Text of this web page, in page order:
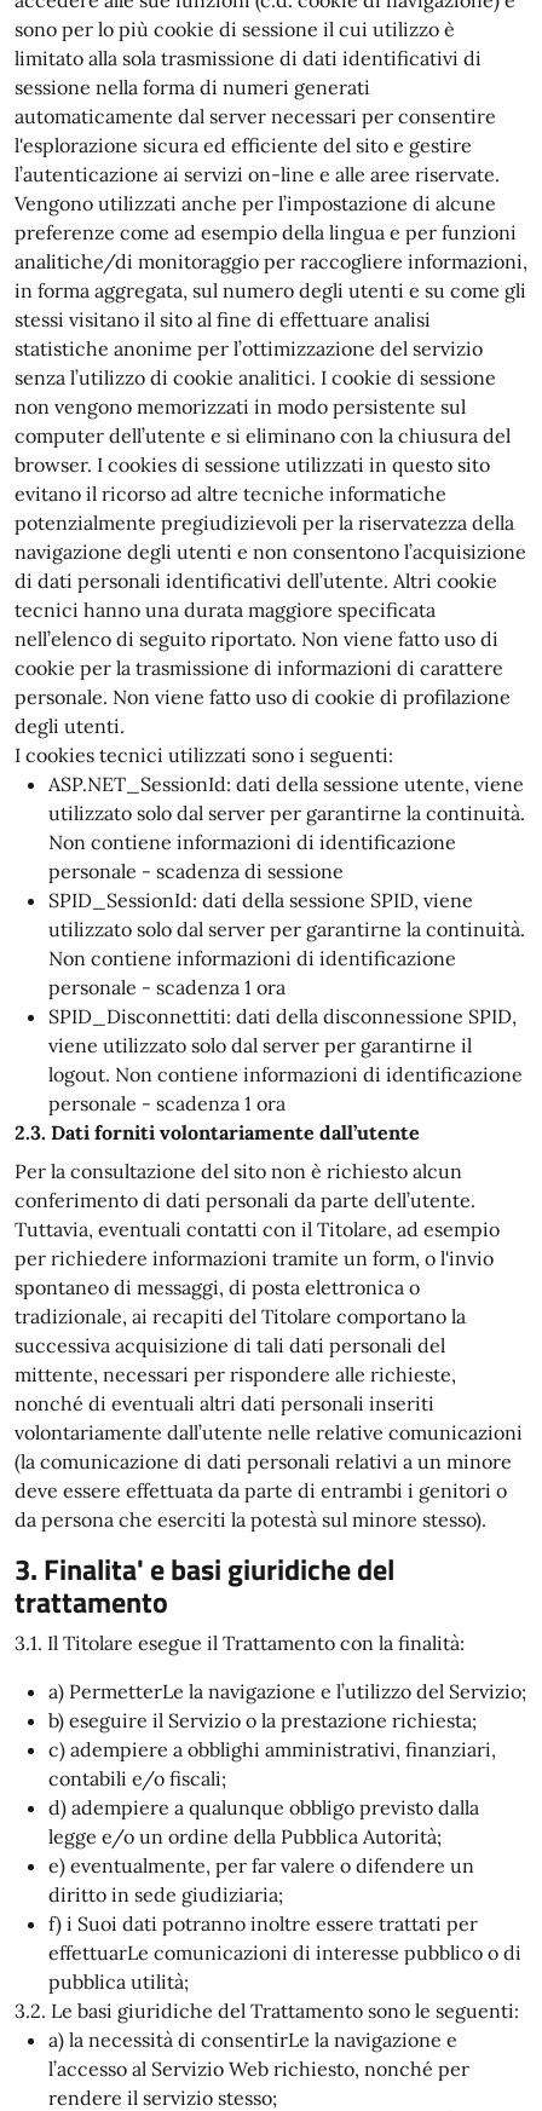
sono per lo più cookie di sessione il cui utilizzo è
limitato alla sola trasmissione di dati identificativi di
sessione nella forma di numeri generati
automaticamente dal server necessari per consentire
l'esplorazione sicura ed efficiente del sito e gestire
l’autenticazione ai servizi on-line e alle aree riservate.
Vengono utilizzati anche per l’impostazione di alcune
preferenze come ad esempio della lingua e per funzioni
analitiche/di monitoraggio per raccogliere informazioni,
in forma aggregata, sul numero degli utenti e su come gli
stessi visitano il sito al fine di effettuare analisi
statistiche anonime per l’ottimizzazione del servizio
senza l’utilizzo di cookie analitici. I cookie di sessione
non vengono memorizzati in modo persistente sul
computer dell’utente e si eliminano con la chiusura del
browser. I cookies di sessione utilizzati in questo sito
evitano il ricorso ad altre tecniche informatiche
potenzialmente pregiudizievoli per la riservatezza della
navigazione degli utenti e non consentono l’acquisizione
di dati personali identificativi dell’utente. Altri cookie
tecnici hanno una durata maggiore specificata
nell’elenco di seguito riportato. Non viene fatto uso di
cookie per la trasmissione di informazioni di carattere
personale. Non viene fatto uso di cookie di profilazione
degli utenti.
I cookies tecnici utilizzati sono i seguenti:
ASP.NET_SessionId: dati della sessione utente, viene
utilizzato solo dal server per garantirne la continuità.
Non contiene informazioni di identificazione
personale - scadenza di sessione
SPID_SessionId: dati della sessione SPID, viene
utilizzato solo dal server per garantirne la continuità.
Non contiene informazioni di identificazione
personale - scadenza 1 ora
SPID_Disconnettiti: dati della disconnessione SPID,
viene utilizzato solo dal server per garantirne il
logout. Non contiene informazioni di identificazione
personale - scadenza 1 ora
2.3. Dati forniti volontariamente dall’utente
Per la consultazione del sito non è richiesto alcun
conferimento di dati personali da parte dell’utente.
Tuttavia, eventuali contatti con il Titolare, ad esempio
per richiedere informazioni tramite un form, o l'invio
spontaneo di messaggi, di posta elettronica o
tradizionale, ai recapiti del Titolare comportano la
successiva acquisizione di tali dati personali del
mittente, necessari per rispondere alle richieste,
nonché di eventuali altri dati personali inseriti
volontariamente dall’utente nelle relative comunicazioni
(la comunicazione di dati personali relativi a un minore
deve essere effettuata da parte di entrambi i genitori o
da persona che eserciti la potestà sul minore stesso).
3. Finalita' e basi giuridiche del
trattamento
3.1. Il Titolare esegue il Trattamento con la finalità:
a) PermetterLe la navigazione e l’utilizzo del Servizio;
b) eseguire il Servizio o la prestazione richiesta;
c) adempiere a obblighi amministrativi, finanziari,
contabili e/o fiscali;
d) adempiere a qualunque obbligo previsto dalla
legge e/o un ordine della Pubblica Autorità;
e) eventualmente, per far valere o difendere un
diritto in sede giudiziaria;
f) i Suoi dati potranno inoltre essere trattati per
effettuarLe comunicazioni di interesse pubblico o di
pubblica utilità;
3.2. Le basi giuridiche del Trattamento sono le seguenti:
a) la necessità di consentirLe la navigazione e
l’accesso al Servizio Web richiesto, nonché per
rendere il servizio stesso;